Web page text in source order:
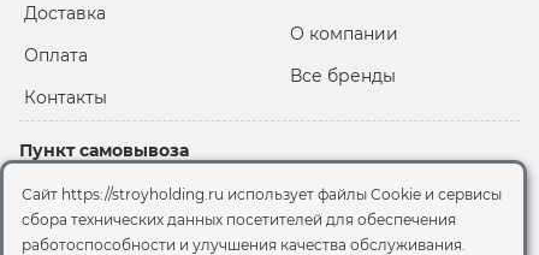
Доставка
Оплата
Контакты
О компании
Все бренды
Пункт самовывоза
2-й Иртышский проезд,
территория 2А стр.3
Сайт https://stroyholding.ru использует файлы Cookie и сервисы
сбора технических данных посетителей для обеспечения
работоспособности и улучшения качества обслуживания.